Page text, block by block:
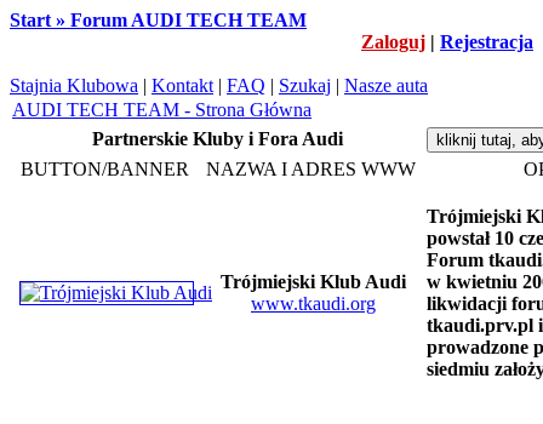
Start » Forum AUDI TECH TEAM
Zaloguj | Rejestracja
Stajnia Klubowa | Kontakt | FAQ | Szukaj | Nasze auta
AUDI TECH TEAM - Strona Główna
Partnerskie Kluby i Fora Audi
BUTTON/BANNER
NAZWA I ADRES WWW
Trójmiejski Klub Audi
www.tkaudi.org
Trójmiejski
powstał 10
Forum
w kwietniu
likwidacji
tkaudi.prv.pl
prowadzone
siedmiu